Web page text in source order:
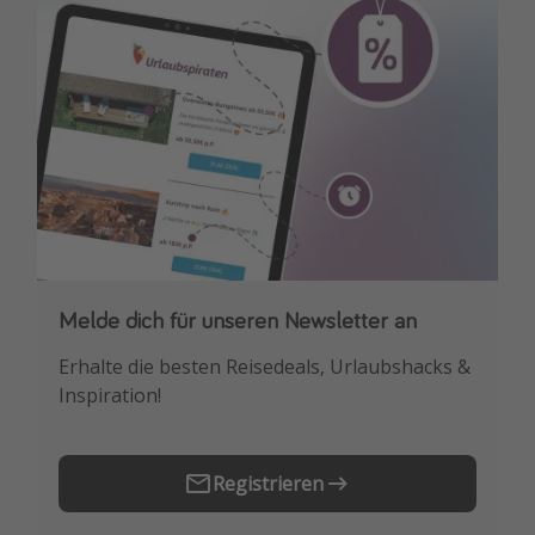
Melde dich für unseren Newsletter an
Erhalte die besten Reisedeals, Urlaubshacks &
Inspiration!
Registrieren
Downloade unsere App
Buche die besten Reiseschnäppchen als
Erstes.